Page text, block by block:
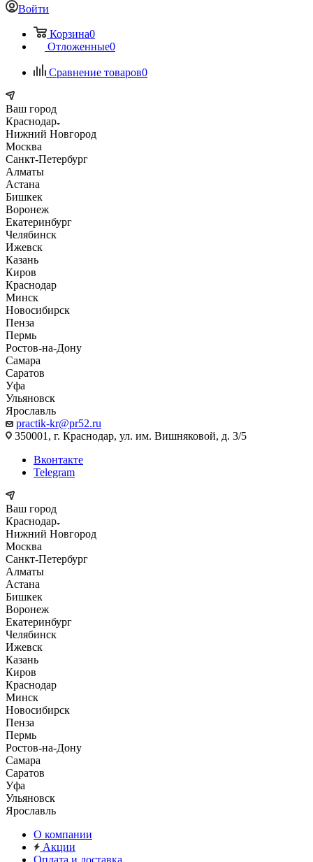
Войти
Корзина0
Отложенные0
Сравнение товаров0
Ваш город
Краснодар
Нижний Новгород
Москва
Санкт-Петербург
Алматы
Астана
Бишкек
Воронеж
Екатеринбург
Челябинск
Ижевск
Казань
Киров
Краснодар
Минск
Новосибирск
Пенза
Пермь
Ростов-на-Дону
Самара
Саратов
Уфа
Ульяновск
Ярославль
practik-kr@pr52.ru
350001, г. Краснодар, ул. им. Вишняковой, д. 3/5
Вконтакте
Telegram
Ваш город
Краснодар
Нижний Новгород
Москва
Санкт-Петербург
Алматы
Астана
Бишкек
Воронеж
Екатеринбург
Челябинск
Ижевск
Казань
Киров
Краснодар
Минск
Новосибирск
Пенза
Пермь
Ростов-на-Дону
Самара
Саратов
Уфа
Ульяновск
Ярославль
О компании
Акции
Оплата и доставка